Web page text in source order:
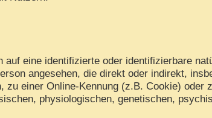
eine identifizierte oder identifizierbare
angesehen, die direkt oder indirekt,
einer Online-Kennung (z.B. Cookie) oder
physiologischen, genetischen,